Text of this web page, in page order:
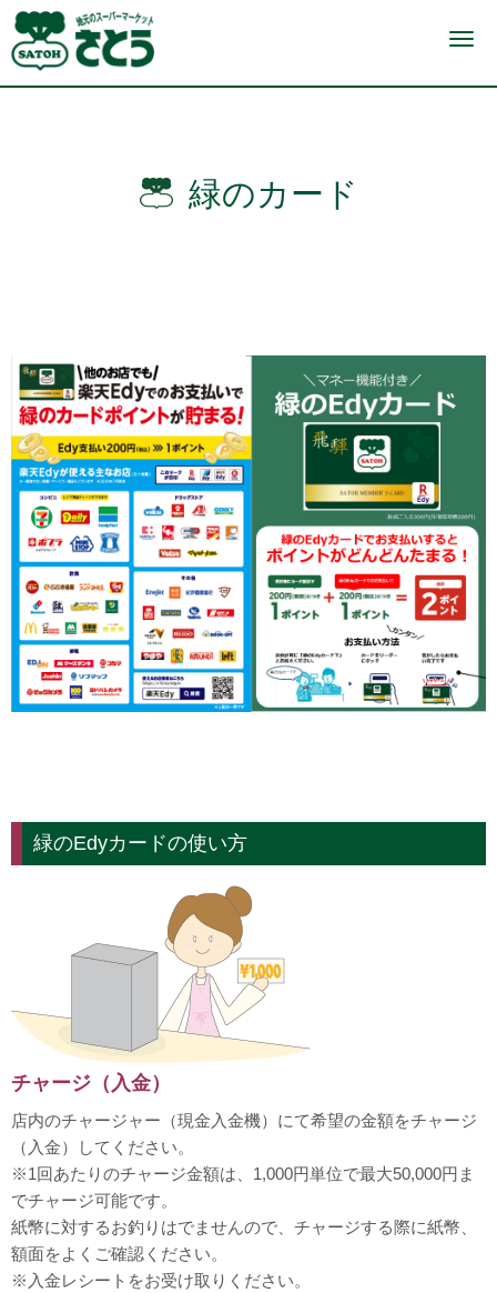
N
i
緑のカード
緑のEdyカードの使い方
チャージ（入金）
店内のチャージャー（現金入金機）にて希望の金額をチャージ
（入金）してください。
※1回あたりのチャージ金額は、1,000円単位で最大50,000円ま
でチャージ可能です。
紙幣に対するお釣りはでませんので、チャージする際に紙幣、
額面をよくご確認ください。
※入金レシートをお受け取りください。